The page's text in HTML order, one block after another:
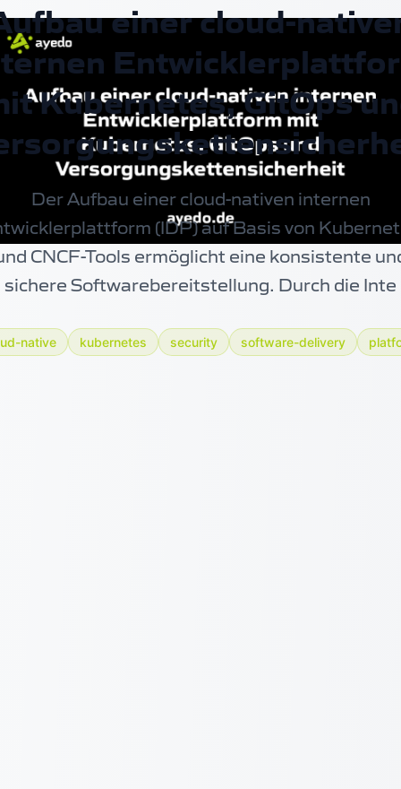
einer cloud-
Kubernetes, GitOps
Der Aufbau einer cloud-nativen internen
(IDP) auf Basis von
CNCF-Tools ermöglicht eine konsistente
sichere Softwarebereitstellung. Durch die Inte
native kubernetes security software-delivery